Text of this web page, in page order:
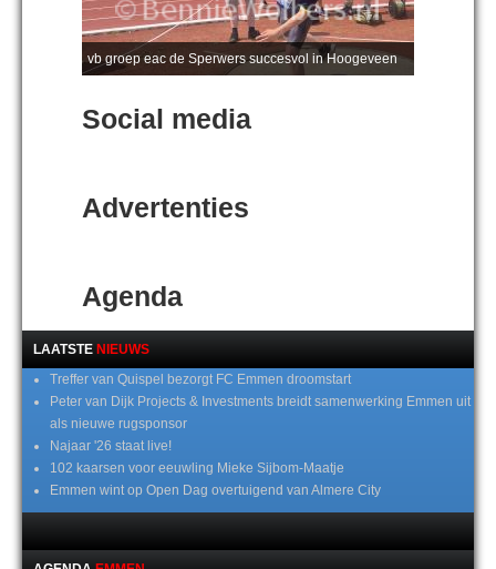
vb groep eac de Sperwers succesvol in Hoogeveen
Social media
Advertenties
Agenda
LAATSTE NIEUWS
Treffer van Quispel bezorgt FC Emmen droomstart
Peter van Dijk Projects & Investments breidt samenwerking Emmen uit
als nieuwe rugsponsor
Najaar '26 staat live!
102 kaarsen voor eeuwling Mieke Sijbom-Maatje
Emmen wint op Open Dag overtuigend van Almere City